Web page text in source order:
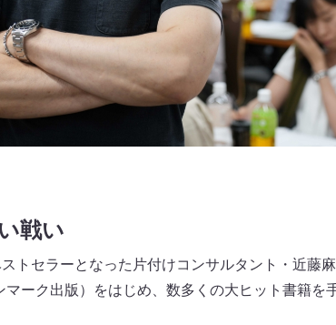
戦い
トセラーとなった片付けコンサルタント・近藤
ーク出版）をはじめ、数多くの大ヒット書籍を